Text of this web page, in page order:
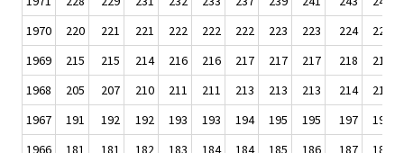
1970
220 221 221 222 222 222 223 223 224
224
1969
215 215 214 216 216 217 217 217 218
218
1968
205 207 210 211 211 213 213 213 214
215
1967
191 192 192 193 193 194 195 195 197
198
1966
181 181 182 183 184 184 185 186 187
188